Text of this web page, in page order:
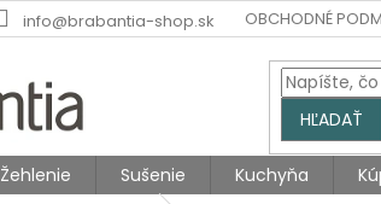
info@brabantia-shop.sk OBCHODNÉ
HĽADAŤ
Žehlenie Sušenie Kuchyňa